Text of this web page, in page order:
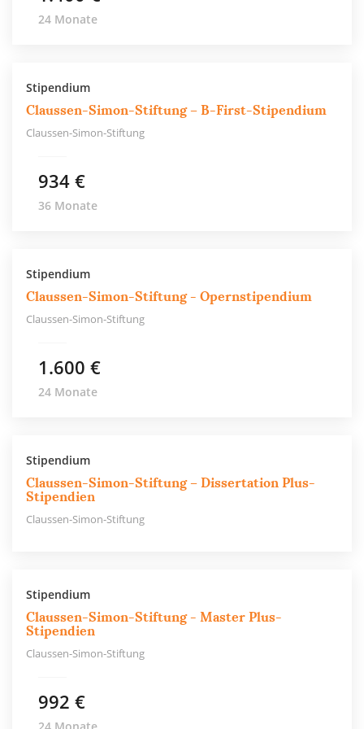
Stipendium umfasst eine monatliche Unterstützung von
zu 400 € für die Teilnahme an Konferenzen.
Der Förderbereich „Wissenschaft & Hochschule“ beinhaltet
fünf verschiedene Stipendienprogramme. Das B-MINT-
Studenten der ersten Generation, das Master Plus-
Stipendium für Bachelorstudenten, das Dissertation Plus-
auch Projekte wie bspw. das Mentoring am UKE Hamburg
subventioniert.
Horizonte-Stipendium
Lehramtsstudenten der Uni Hamburg mit
Workshops und Coachings.
Das Horizonte-Programm fällt bei der Stiftung in den 2.
Bereich „Bildung & Schule“. Zugvogel und B-You! sind die
Promotionsstipendium für wissenschaftlich-
künstlerische Forschung
Mit dem Promotionsstipendium für wissenschaftlich-
Stiftung Promovenden bei ihrem Dissertationsprojekt. Im
24 Monate
Stipendium
Claussen-Simon-Stiftung – B-First-Stipendium
Claussen-Simon-Stiftung
934 €
36 Monate
Stipendium
Claussen-Simon-Stiftung - Opernstipendium
Claussen-Simon-Stiftung
1.600 €
24 Monate
Stipendium
Claussen-Simon-Stiftung – Dissertation Plus-
Stipendien
Claussen-Simon-Stiftung
Stipendium
Claussen-Simon-Stiftung - Master Plus-
Stipendien
Claussen-Simon-Stiftung
992 €